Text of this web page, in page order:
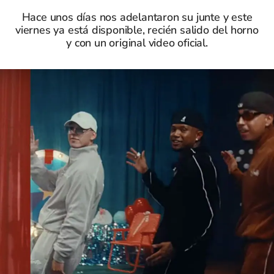
Hace unos días nos adelantaron su junte y este
viernes ya está disponible, recién salido del horno
y con un original video oficial.